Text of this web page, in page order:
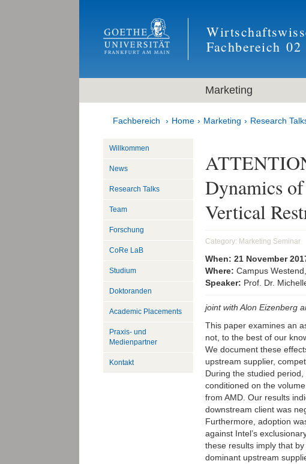
Fachbereich 02
Marketing
Fachbereich Home Marketing Research
Dynamics
Vertical
Category: Marketing Seminar
When: 21 November
Where: Campus
Speaker: Prof. Dr.
joint with Alon Eizenberg
This paper examines an
not, to the best of our
We document these
upstream supplier,
During the studied
conditioned on the
from AMD. Our results
downstream client was
Furthermore, adoption
against Intel’s
these results imply that
dominant upstream
Willkommen
News
Research Talks
Team
Forschung
CoRe LaB
Studium
Doktoranden
Academic Placements
Praxis- und
Medienpartner
Kontakt